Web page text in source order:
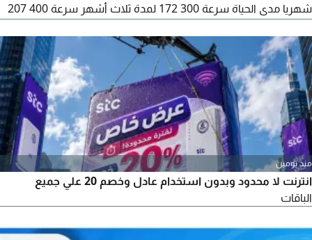
شهريا مدى الحياة سرعة 300 172 لمدة ثلاث أشهر سرعة 400 207
تسليك مجانا صيانة مجانا
منذ يومين
انترنت لا محدود وبدون استخدام عادل وخصم 20 علي جميع
الباقات